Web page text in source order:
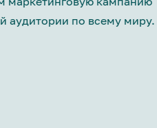
аудитории по всему миру.